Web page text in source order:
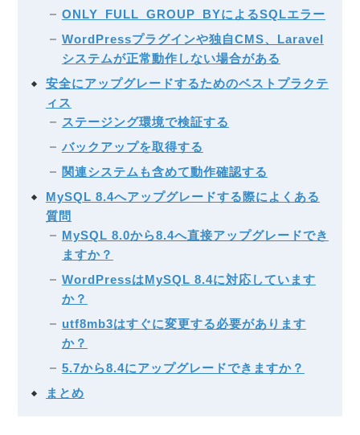
ONLY_FULL_GROUP_BYによるSQLエラー
WordPressプラグインや独自CMS、Laravel
システムが正常動作しない場合がある
安全にアップグレードするためのベストプラクテ
ィス
ステージング環境で検証する
バックアップを取得する
関連システムも含めて動作確認する
MySQL 8.4へアップグレードする際によくある
質問
MySQL 8.0から8.4へ直接アップグレードでき
ますか？
WordPressはMySQL 8.4に対応しています
か？
utf8mb3はすぐに変更する必要があります
か？
5.7から8.4にアップグレードできますか？
まとめ